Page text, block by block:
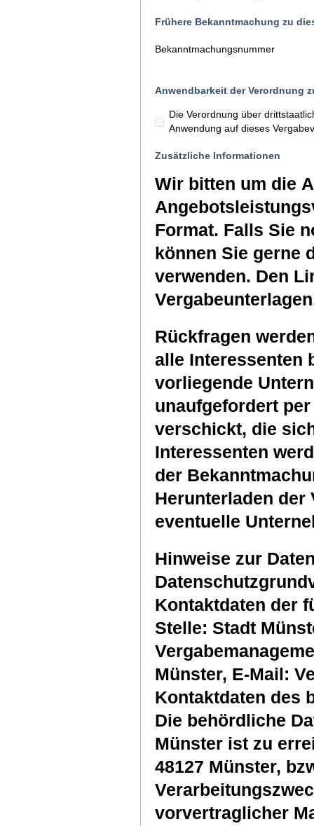
Frühere Bekanntmachung zu
Bekanntmachungsnummer
Anwendbarkeit der Verordnung
Die Verordnung über
Anwendung auf dieses
Zusätzliche Informationen
Wir bitten um die
Format. Falls Sie
können Sie gerne
verwenden. Den
Rückfragen
alle Interessenten
vorliegende
unaufgefordert
verschickt, die
Interessenten
der
Herunterladen der
eventuelle
Hinweise zur
Kontaktdaten der
Stelle: Stadt
Münster, E-Mail:
Kontaktdaten des
Die behördliche
Münster ist zu
48127 Münster,
vorvertraglicher